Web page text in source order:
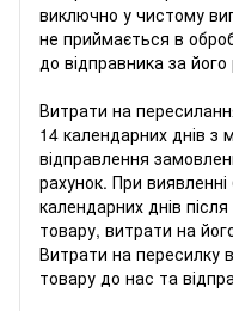
виключно у чистому
не приймається в
до відправника за його
Витрати на
14 календарних днів
відправлення
рахунок. При
календарних днів
товару, витрати на
Витрати на пересилку
товару до нас та